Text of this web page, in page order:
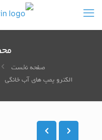
صفحه نخست
الکترو پمپ های آب خانگی